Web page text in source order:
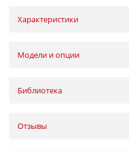
Характеристики
Модели и опции
Библиотека
Отзывы